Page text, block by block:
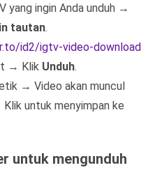
yang ingin Anda unduh →
tautan.
id2/igtv-video-download
→ Klik Unduh.
→ Video akan muncul
untuk menyimpan ke
untuk mengunduh